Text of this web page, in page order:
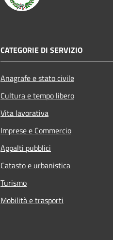
CATEGORIE DI SERVIZIO
Anagrafe e stato civile
Cultura e tempo libero
Vita lavorativa
Imprese e Commercio
Appalti pubblici
Catasto e urbanistica
Turismo
Mobilità e trasporti